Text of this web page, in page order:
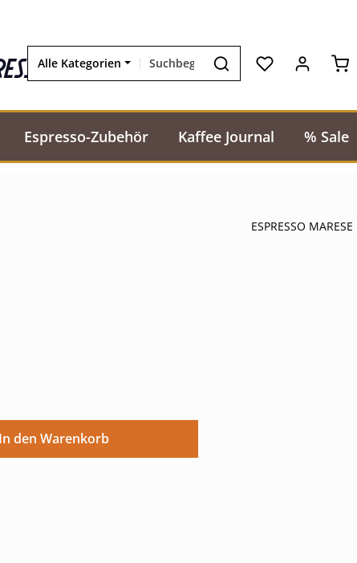
Alle Kategorien
Espresso-Zubehör Kaffee Journal % Sale
ESPRESSO MARESE
Wert ein oder benutze die
In den Warenkorb